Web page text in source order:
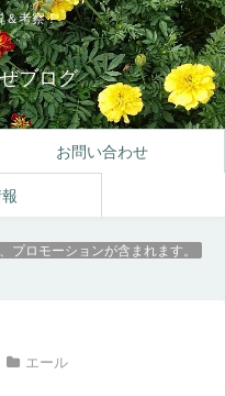
＆考察！
ブログ
お問い合わせ
ロモーションが含まれます。
エール